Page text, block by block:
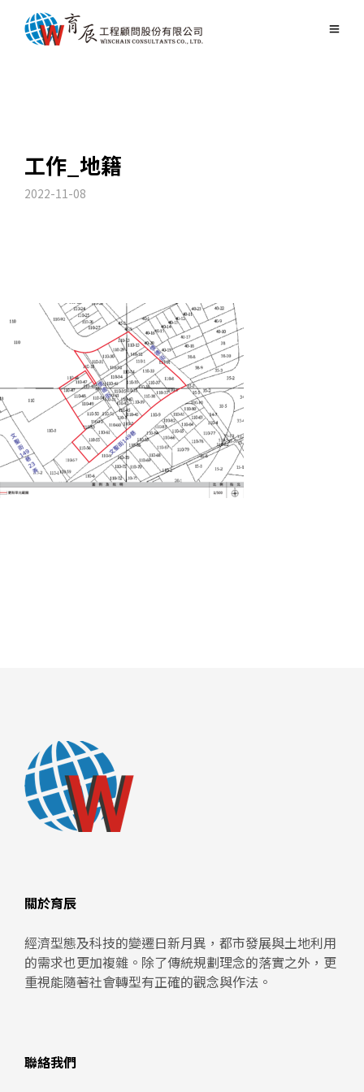
工作_地籍
2022-11-08
關於育辰
經濟型態及科技的變遷日新月異，都市發展與土地利用
的需求也更加複雜。除了傳統規劃理念的落實之外，更
重視能隨著社會轉型有正確的觀念與作法。
聯絡我們